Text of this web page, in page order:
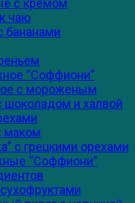
с кремом
чаю
бананами
“Соффиони”
с мороженым
шоколадом и халвой
маком
с грецкими орехами
“Соффиони”